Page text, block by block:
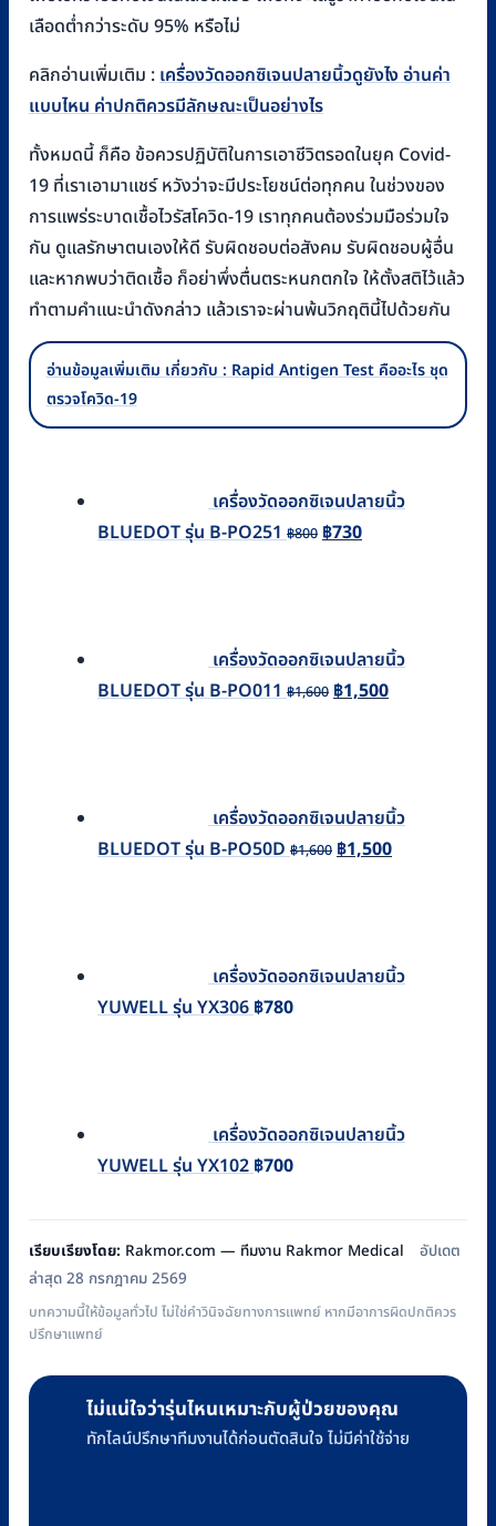
เลือดต่ำกว่าระดับ 95% หรือไม่
คลิกอ่านเพิ่มเติม :เครื่องวัดออกซิเจนปลายนิ้วดูยังไง อ่านค่า
แบบไหน ค่าปกติควรมีลักษณะเป็นอย่างไร
ทั้งหมดนี้ ก็คือ ข้อควรปฏิบัติในการเอาชีวิตรอดในยุค Covid-
19 ที่เราเอามาแชร์ หวังว่าจะมีประโยชน์ต่อทุกคน ในช่วงของ
การแพร่ระบาดเชื้อไวรัสโควิด-19 เราทุกคนต้องร่วมมือร่วมใจ
กัน ดูแลรักษาตนเองให้ดี รับผิดชอบต่อสังคม รับผิดชอบผู้อื่น
และหากพบว่าติดเชื้อ ก็อย่าพึ่งตื่นตระหนกตกใจ ให้ตั้งสติไว้แล้ว
ทำตามคำแนะนำดังกล่าว แล้วเราจะผ่านพ้นวิกฤตินี้ไปด้วยกัน
อ่านข้อมูลเพิ่มเติม เกี่ยวกับ : Rapid Antigen Test คืออะไร ชุด
ตรวจโควิด-19
เครื่องวัดออกซิเจนปลายนิ้ว
BLUEDOT รุ่น B-PO251 ฿800 Original
฿730Current
เครื่องวัดออกซิเจนปลายนิ้ว
BLUEDOT รุ่น B-PO011 ฿1,600 Original
฿1,500Current
เครื่องวัดออกซิเจนปลายนิ้ว
BLUEDOT รุ่น B-PO50D ฿1,600 Original
฿1,500Current
เครื่องวัดออกซิเจนปลายนิ้ว
YUWELL รุ่น YX306 ฿780
เครื่องวัดออกซิเจนปลายนิ้ว
YUWELL รุ่น YX102 ฿700
เรียบเรียงโดย: Rakmor.com — ทีมงาน Rakmor Medical
อัปเดต
ล่าสุด 28 กรกฎาคม 2569
บทความนี้ให้ข้อมูลทั่วไป ไม่ใช่คำวินิจฉัยทางการแพทย์ หากมีอาการผิดปกติควร
ปรึกษาแพทย์
ไม่แน่ใจว่ารุ่นไหนเหมาะกับผู้ป่วยของคุณ
ทักไลน์ปรึกษาทีมงานได้ก่อนตัดสินใจ ไม่มีค่าใช้จ่าย